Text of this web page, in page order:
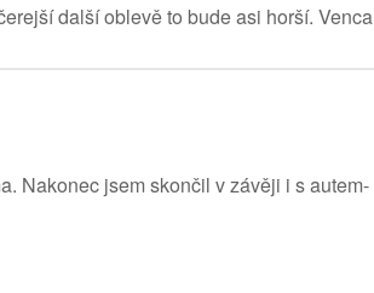
další oblevě to bude asi horší. Venca
Nakonec jsem skončil v závěji i s autem-